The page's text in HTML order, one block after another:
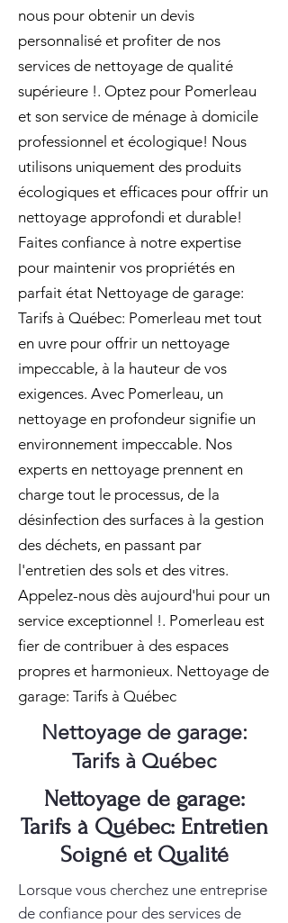
nous pour obtenir un devis
personnalisé et profiter de nos
services de nettoyage de qualité
supérieure !. Optez pour Pomerleau
et son service de ménage à domicile
professionnel et écologique! Nous
utilisons uniquement des produits
écologiques et efficaces pour offrir un
nettoyage approfondi et durable!
Faites confiance à notre expertise
pour maintenir vos propriétés en
parfait état Nettoyage de garage:
Tarifs à Québec: Pomerleau met tout
en uvre pour offrir un nettoyage
impeccable, à la hauteur de vos
exigences. Avec Pomerleau, un
nettoyage en profondeur signifie un
environnement impeccable. Nos
experts en nettoyage prennent en
charge tout le processus, de la
désinfection des surfaces à la gestion
des déchets, en passant par
l'entretien des sols et des vitres.
Appelez-nous dès aujourd'hui pour un
service exceptionnel !. Pomerleau est
fier de contribuer à des espaces
propres et harmonieux. Nettoyage de
garage: Tarifs à Québec
Nettoyage de garage:
Tarifs à Québec
Nettoyage de garage:
Tarifs à Québec: Entretien
Soigné et Qualité
Lorsque vous cherchez une entreprise
de confiance pour des services de